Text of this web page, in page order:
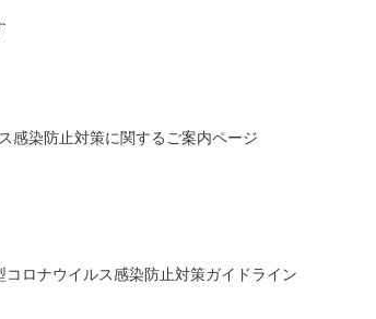
感染防止対策に関するご案内ページ
ロナウイルス感染防止対策ガイドライン